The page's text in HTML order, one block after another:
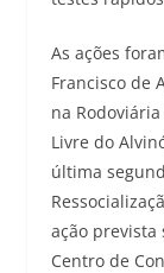
As ações
Francisco de
na
Livre do
última
ação prevista
Centro de